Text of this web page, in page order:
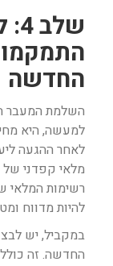
החדשה
השלמת המעבר
למעשה, היא
לאחר ההגעה
מלאי קפדני של
רשימות המלאי
להיות מדווח
החדשה. זה